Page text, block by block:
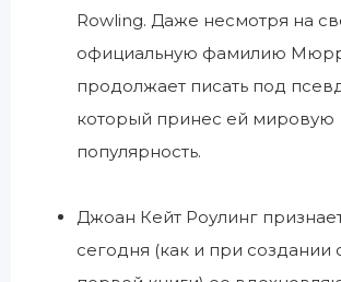
Rowling. Даже несмотря на
официальную фамилию
продолжает писать под
который принес ей мировую
популярность.
Джоан Кейт Роулинг
сегодня (как и при создании